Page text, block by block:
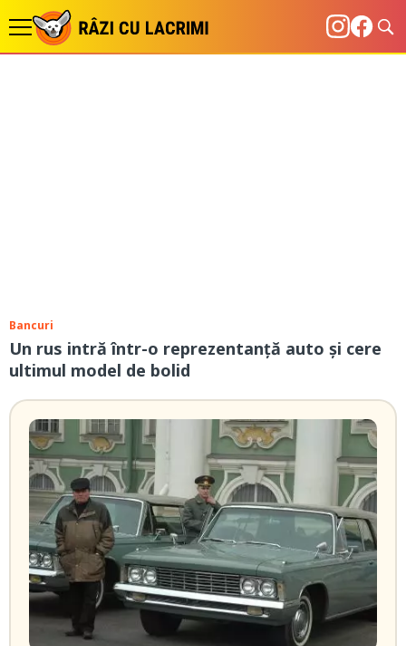
Bancuri
Un rus intră într-o reprezentanţă auto şi cere
ultimul model de bolid